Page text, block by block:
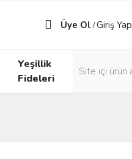
Üye Ol /Giriş Yap
Yeşillik
Fideleri